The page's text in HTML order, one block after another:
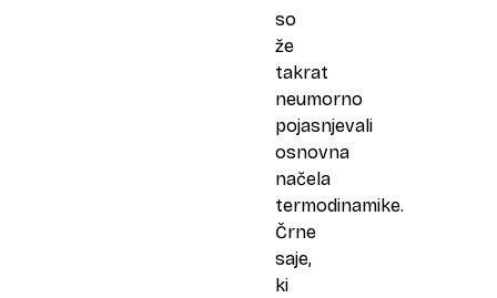
so
že
takrat
neumorno
pojasnjevali
osnovna
načela
termodinamike.
Črne
saje,
ki